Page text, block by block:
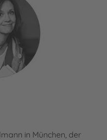
in München, der